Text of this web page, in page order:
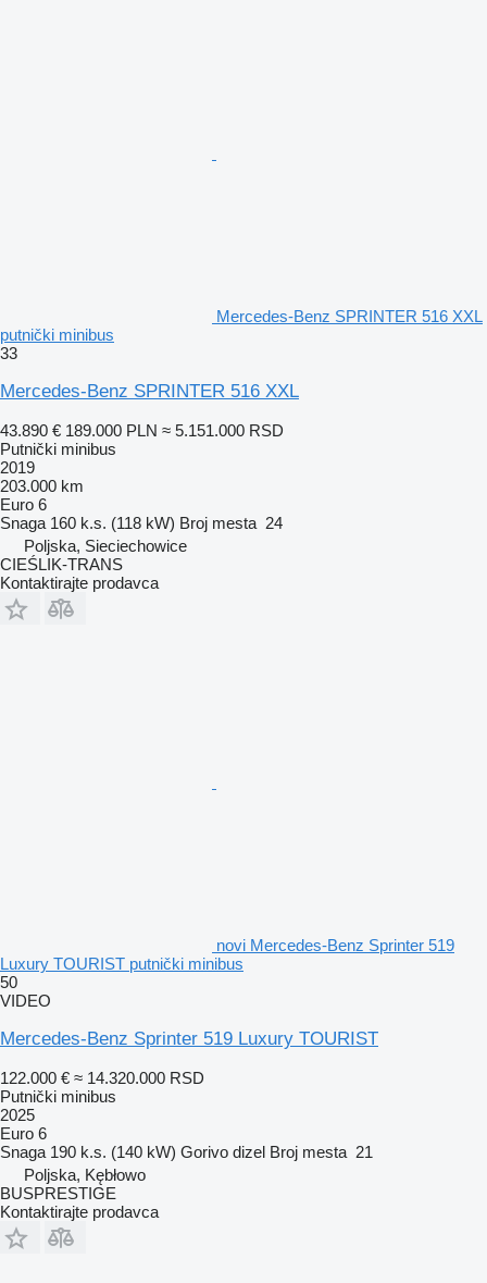
Mercedes-Benz SPRINTER 516 XXL
putnički minibus
33
Mercedes-Benz SPRINTER 516 XXL
43.890 € 189.000 PLN ≈ 5.151.000 RSD
Putnički minibus
2019
203.000 km
Euro 6
Snaga 160 k.s. (118 kW) Broj mesta 24
Poljska, Sieciechowice
CIEŚLIK-TRANS
Kontaktirajte prodavca
novi Mercedes-Benz Sprinter 519
Luxury TOURIST putnički minibus
50
VIDEO
Mercedes-Benz Sprinter 519 Luxury TOURIST
122.000 € ≈ 14.320.000 RSD
Putnički minibus
2025
Euro 6
Snaga 190 k.s. (140 kW) Gorivo dizel Broj mesta 21
Poljska, Kębłowo
BUSPRESTIGE
Kontaktirajte prodavca